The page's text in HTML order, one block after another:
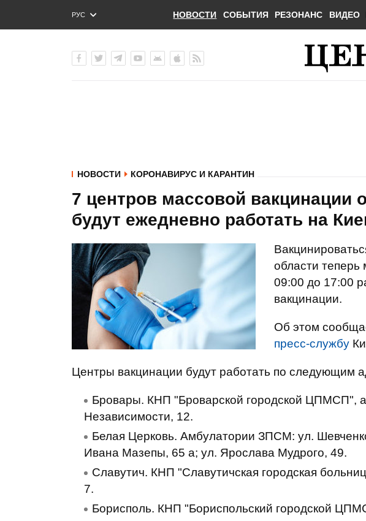
РУС
ENG
НОВОСТИ СОБЫТИЯ РЕЗОНАНС ВИДЕО
НОВОСТИ КОРОНАВИРУС И КАРАНТИН
7 центров массовой вакцинации
будут ежедневно работать на
области
09:00 до 17:00
вакцинации.
Об этом
пресс-службу
Центры вакцинации будут работать по следующим
Бровары. КНП "Броварской городской ЦПМСП",
Независимости, 12.
Белая Церковь. Амбулатории ЗПСМ: ул.
Ивана Мазепы, 65 а; ул. Ярослава Мудрого, 49.
Славутич. КНП "Славутичская городская
7.
Борисполь. КНП "Бориспольский городской